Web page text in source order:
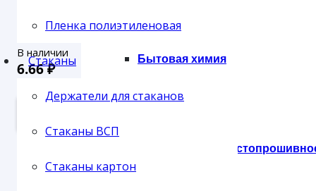
Бытовая химия
Вафельное и
Пленка полиэтиленовая
Стаканы
Держатели для стаканов
Стаканы ВСП
Стаканы картон
В наличии
6.66₽
₽ - от 50.000 рублей
П.И СТАКАН 460 мл ПРОЗРАЧНЫЙ (100/2000) без